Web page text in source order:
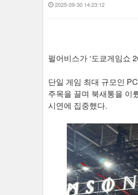
2025-09-30 14:23:12
펄어비스가 ‘도쿄게임쇼
단일 게임 최대 규모인
주목을 끌며 북새통을 이
시연에 집중했다.